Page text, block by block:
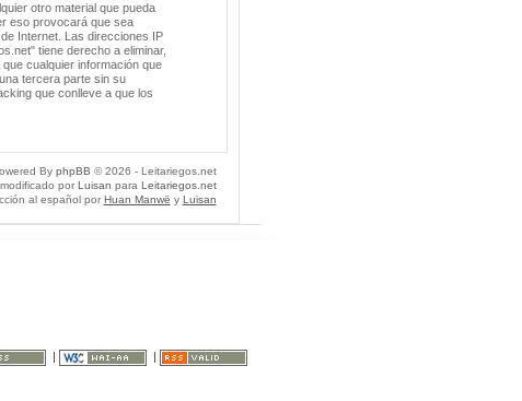
otro material que pueda
eso provocará que sea
Internet. Las direcciones IP
tiene derecho a eliminar,
que cualquier información que
tercera parte sin su
que conlleve a que los
By phpBB © 2026 - Leitariegos.net
por Luisan para Leitariegos.net
al español por Huan Manwë y Luisan